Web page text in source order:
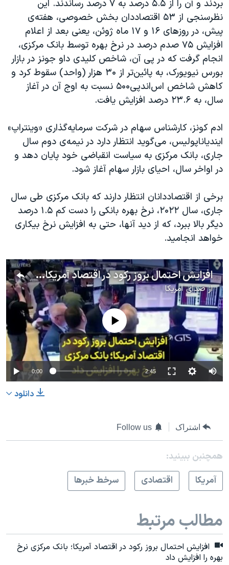
بردند و آن را از ۵.۵ درصد به ۷ درصد رساندند. این
نظرسنجی از ۵۳ اقتصاددان بخش خصوصی، هفته‌ی
پیش، در روزهای ۱۶ و ۱۷ ماه ژوئن، یعنی بعد از اعلام
افزایش ۷۵ صدم درصد در نرخ بهره توسط بانک مرکزی،
انجام گرفت که در پی آن، شاخص کلیدی داو جونز در بازار
بورس نیویورک، به پائین‌تر از ۳۰‌ هزار (واحد) سقوط کرد و
کاهش شاخص اس‌اندپی۵۰۰ نسبت به اوج آن در آغاز
سال، به ۲۳.۶ درصد افزایش یافت.
ادم کونز، کارشناس سهام در شرکت سرمایه‌گذاری «وینتراپ»
ایندیاناپولیس، می‌گوید انتظار دارد در نیمه‌ی دوم سال
جاری، بانک مرکزی به سیاست انقباضی خود پایان دهد و
در اواخر سال، احیای بازار سهام آغاز شود.
برخی از اقتصاددانان انتظار دارند که بانک مرکزی طی سال
جاری، سال ۲۰۲۲، نرخ بهره‌ بانکی را دست کم ۱.۵ درصد
دیگر بالا ببرد، که از دید آنها، حتی به افزایش نرخ بیکاری
خواهد انجامید.
افزایش احتمال بروز رکود در اقتصاد آمریکا؛ بانک مرکزی نرخ بهره را افزایش داد
ازصدای آمریکا
No media source currently available
0:00 2:45
دانلود
اشتراک Follow us
همچنبن ببینید:
آمريکا
اقتصادی سرخط خبرها
مطالب مرتبط
افزایش احتمال بروز رکود در اقتصاد آمریکا؛ بانک مرکزی نرخ
بهره را افزایش داد